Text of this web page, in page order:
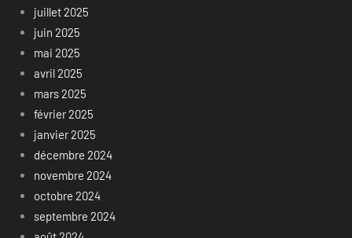
juillet 2025
juin 2025
mai 2025
avril 2025
mars 2025
février 2025
janvier 2025
décembre 2024
novembre 2024
octobre 2024
septembre 2024